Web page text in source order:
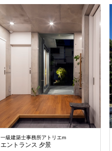
一級建築士事務所アトリエm
エントランス 夕景